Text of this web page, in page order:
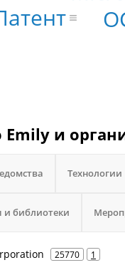
Emily и
Технологии
библиотеки
25770 1